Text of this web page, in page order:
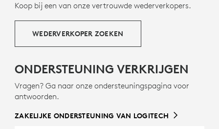
Koop bij een van onze vertrouwde wederverkopers.
WEDERVERKOPER ZOEKEN
ONDERSTEUNING VERKRIJGEN
Vragen? Ga naar onze ondersteuningspagina voor
antwoorden.
ZAKELIJKE ONDERSTEUNING VAN LOGITECH